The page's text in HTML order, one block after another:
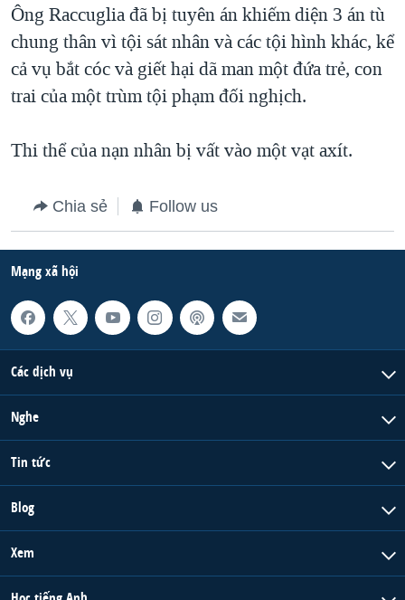
GIÁO DỤC
CHI PHÍ CHIẾN TRANH AFGHANISTAN
CÁC GIÁ TRỊ CỘNG HÒA Ở VIỆT NAM
THƯỢNG ĐỈNH TRUMP-KIM TẠI VIỆT NAM
NGƯ DÂN VIỆT VÀ LÀN SÓNG TRỘM HẢI SÂM
QUAN HỆ VIỆT MỸ
Ông Raccuglia đã bị tuyên án khiếm diện 3 án tù
chung thân vì tội sát nhân và các tội hình khác, kể
cả vụ bắt cóc và giết hại dã man một đứa trẻ, con
trai của một trùm tội phạm đối nghịch.
Thi thể của nạn nhân bị vất vào một vạt axít.
Chia sẻ Follow us
Mạng xã hội
Các dịch vụ
Nghe
Tin tức
Blog
Xem